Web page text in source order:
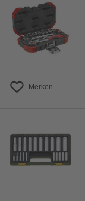
Merken